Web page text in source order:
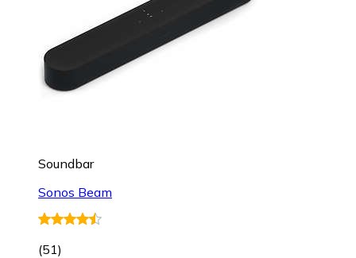
Soundbar
Sonos Beam
(51)